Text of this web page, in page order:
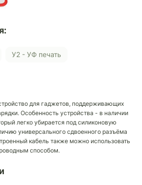
У2 - УФ печать
для гаджетов, поддерживающих
Особенность устройства - в наличии
легко убирается под силиконовую
универсального сдвоенного разъёма
кабель также можно использовать
способом.